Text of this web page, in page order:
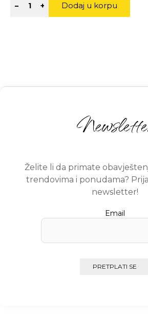
– + Dodaj u korpu
Želite li da primate
trendovima i ponudama?
newsletter!
Email